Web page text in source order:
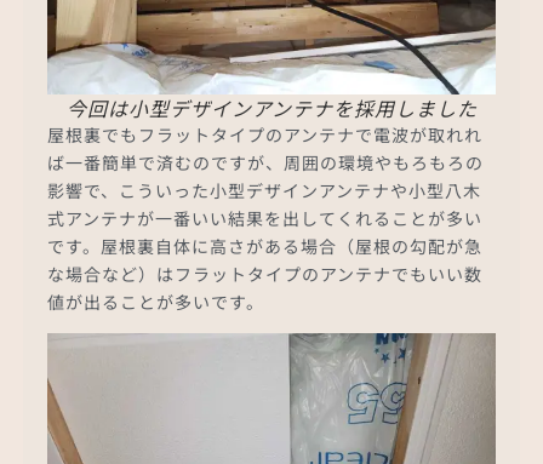
今回は小型デザインアンテナを採用しました
屋根裏でもフラットタイプのアンテナで電波が取れれ
ば一番簡単で済むのですが、周囲の環境やもろもろの
影響で、こういった小型デザインアンテナや小型八木
式アンテナが一番いい結果を出してくれることが多い
です。屋根裏自体に高さがある場合（屋根の勾配が急
な場合など）はフラットタイプのアンテナでもいい数
値が出ることが多いです。